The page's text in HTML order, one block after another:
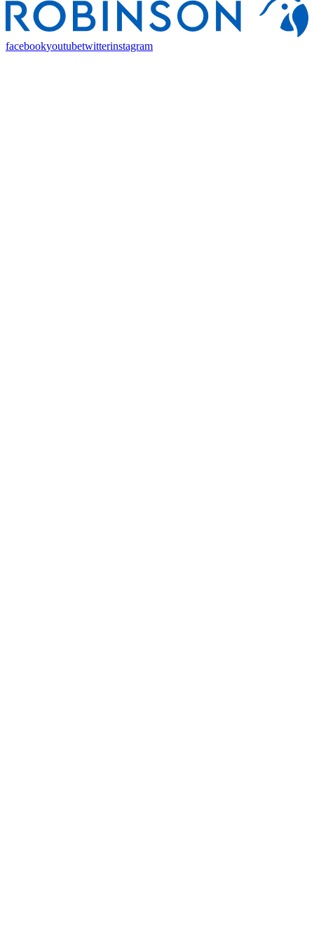
facebookyoutubetwitterinstagram